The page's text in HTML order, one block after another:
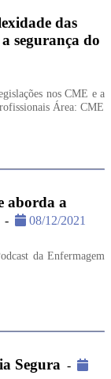
das
segurança do
nos CME e a
Área: CME
aborda a
- 08/12/2021
da Enfermagem
Segura -